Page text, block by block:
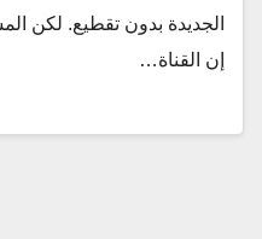
الجديدة بدون تقطيع. لكن
إن القناة…